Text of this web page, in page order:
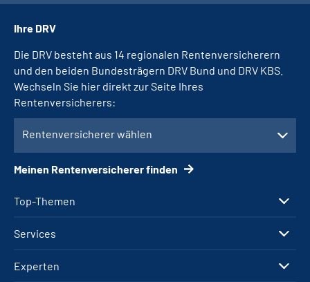
Top-Themen
Services
Experten
Ihre DRV
Die DRV besteht aus 14 regionalen Rentenversicherern
und den beiden Bundesträgern DRV Bund und DRV KBS.
Wechseln Sie hier direkt zur Seite Ihres
Rentenversicherers:
Rentenversicherer wählen
Meinen Rentenversicherer finden